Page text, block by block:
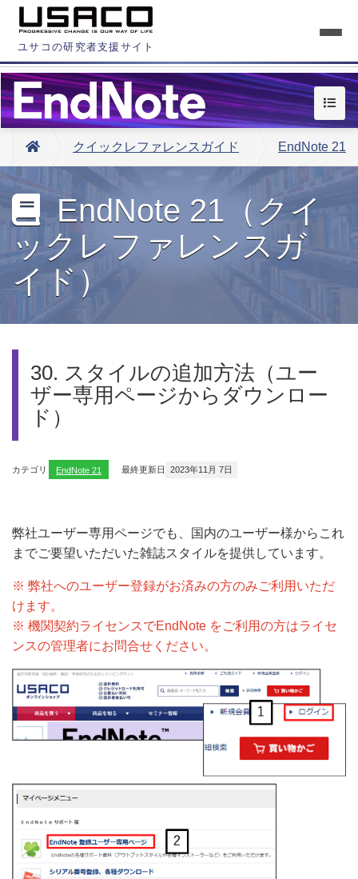
ユサコの研究者支援サイト
クイックレファレンスガイド EndNote 21
EndNote 21（クイ
ックレファレンスガ
イド）
30. スタイルの追加方法（ユー
ザー専用ページからダウンロー
ド）
カテゴリ EndNote 21 最終更新日 2023年11月 7日
弊社ユーザー専用ページでも、国内のユーザー様からこれ
までご要望いただいた雑誌スタイルを提供しています。
※ 弊社へのユーザー登録がお済みの方のみご利用いただ
けます。
※ 機関契約ライセンスでEndNote をご利用の方はライセ
ンスの管理者にお問合せください。